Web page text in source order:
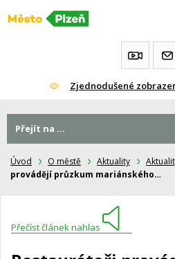
Přeskočit
Zjednodušené
Úvod O městě Aktuality
provádějí průzkum mariánského…
Přečíst článek nahlas
Přejít na ...